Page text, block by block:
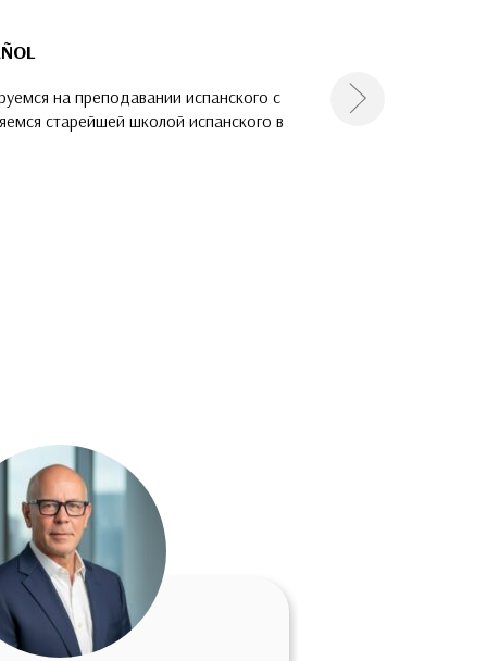
на преподавании испанского с
старейшей школой испанского в
Следующая